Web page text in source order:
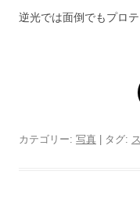
逆光では面倒でもプロ
カテゴリー: 写真 | タグ: